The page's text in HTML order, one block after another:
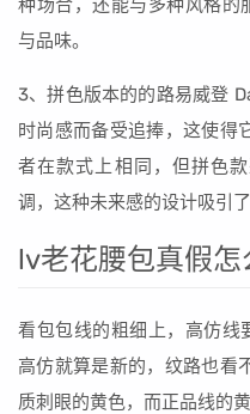
种场合，还能与多种风格的
与品味。
3、拼色版本的的路易威登
时尚感而备受追捧，这使得
者在款式上相同，但拼色
调，这种未来感的设计吸引
lv老花腰包真假怎
看包包线的粗细上，高仿线
高仿就算是新的，纹路也看
质刺眼的黄色，而正品线的